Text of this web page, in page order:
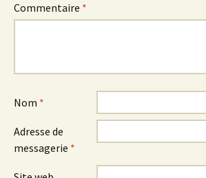
Commentaire *
Nom *
Adresse de
messagerie *